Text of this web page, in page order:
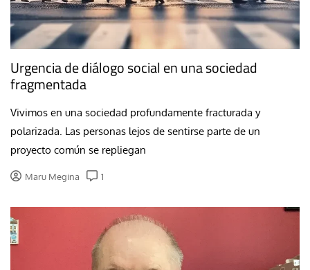
Urgencia de diálogo social en una sociedad
fragmentada
Vivimos en una sociedad profundamente fracturada y
polarizada. Las personas lejos de sentirse parte de un
proyecto común se repliegan
Maru Megina 1